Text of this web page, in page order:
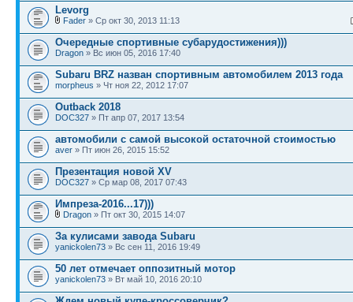
Levorg
Fader » Ср окт 30, 2013 11:13
Очередные спортивные субарудостижения)))
Dragon » Вс июн 05, 2016 17:40
Subaru BRZ назван спортивным автомобилем 2013 года
morpheus » Чт ноя 22, 2012 17:07
Outback 2018
DOC327 » Пт апр 07, 2017 13:54
автомобили с самой высокой остаточной стоимостью
aver » Пт июн 26, 2015 15:52
Презентация новой XV
DOC327 » Ср мар 08, 2017 07:43
Импреза-2016...17)))
Dragon » Пт окт 30, 2015 14:07
За кулисами завода Subaru
yanickolen73 » Вс сен 11, 2016 19:49
50 лет отмечает оппозитный мотор
yanickolen73 » Вт май 10, 2016 20:10